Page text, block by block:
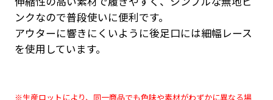
ンクなので普段使いに便利です。
アウターに響きにくいように後足口には細幅レース
を使用しています。
※生産ロットにより、同一商品でも色味や素材がわずかに異なる場